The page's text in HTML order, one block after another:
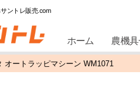
ントレ販売.com
ホーム 農機
オートラッピマシーン WM1071